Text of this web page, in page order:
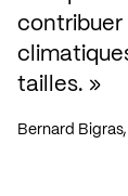
contribuer
tailles.
Bernard